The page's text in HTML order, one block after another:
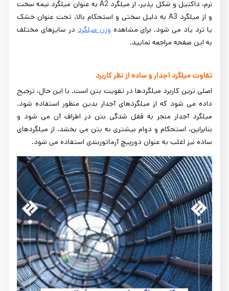
نرم، داکتیل و شکل پذیر، از میلگرد A2 به عنوان میلگرد نیمه سخت
و از میلگرد A3 به دلیل سختی و استحکام بالا، تحت عنوان خشک
یا ترد یاد می شود. برای مشاهده وزن میلگرددر سایزهای مختلف
به این صفحه مراجعه نمایید.
تفاوت میلگرد آجدار و ساده از نظر کاربرد
اصلی ترین کاربرد میلگردها در تقویت بتن است. با این حال، ترجیح
داده می شود که از میلگردهای آجدار بدین منظور استفاده شود.
میلگرد آجدار منجر به قفل شدگی بتن در اطراف آن می شود و
بنابراین، استحکام و دوام بیشتری به بتن می بخشد. از میلگردهای
ساده نیز اغلب به عنوان دورپیچ آرماتوربندی استفاده می شود.